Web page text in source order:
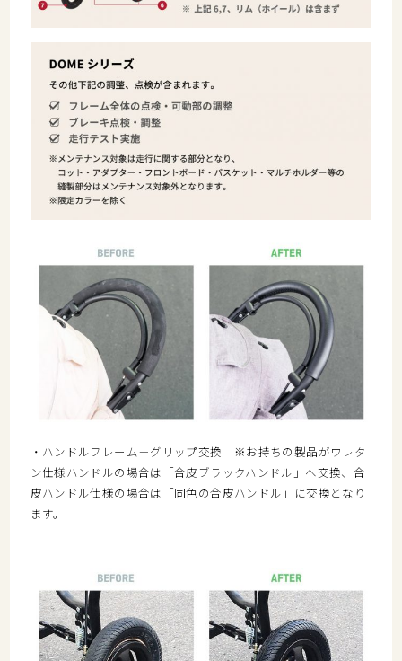
・ハンドルフレーム＋グリップ交換 ※お持ちの製品がウレタ
ン仕様ハンドルの場合は「合皮ブラックハンドル」へ交換、合
皮ハンドル仕様の場合は「同色の合皮ハンドル」に交換となり
ます。